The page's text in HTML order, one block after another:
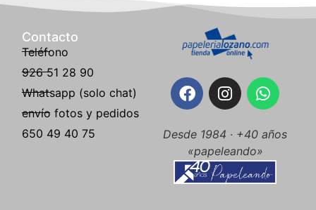
Contacto
Teléfono
926 51 28 90
Whatsapp (solo chat)
envío fotos y pedidos
650 49 40 75
Desde 1984 · +40 años
«papeleando»